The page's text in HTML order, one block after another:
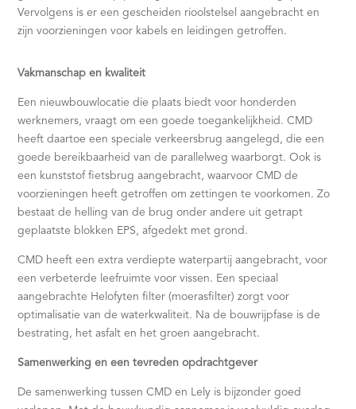
Vervolgens is er een gescheiden rioolstelsel aangebracht en
zijn voorzieningen voor kabels en leidingen getroffen.
Vakmanschap en kwaliteit
Een nieuwbouwlocatie die plaats biedt voor honderden
werknemers, vraagt om een goede toegankelijkheid. CMD
heeft daartoe een speciale verkeersbrug aangelegd, die een
goede bereikbaarheid van de parallelweg waarborgt. Ook is
een kunststof fietsbrug aangebracht, waarvoor CMD de
voorzieningen heeft getroffen om zettingen te voorkomen. Zo
bestaat de helling van de brug onder andere uit getrapt
geplaatste blokken EPS, afgedekt met grond.
CMD heeft een extra verdiepte waterpartij aangebracht, voor
een verbeterde leefruimte voor vissen. Een speciaal
aangebrachte Helofyten filter (moerasfilter) zorgt voor
optimalisatie van de waterkwaliteit. Na de bouwrijpfase is de
bestrating, het asfalt en het groen aangebracht.
Samenwerking en een tevreden opdrachtgever
De samenwerking tussen CMD en Lely is bijzonder goed